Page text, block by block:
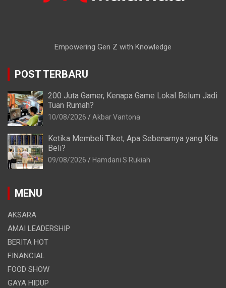
Empowering Gen Z with Knowledge
POST TERBARU
200 Juta Gamer, Kenapa Game Lokal Belum Jadi
Tuan Rumah?
10/08/2026 Akbar Vantona
Ketika Membeli Tiket, Apa Sebenarnya yang Kita
Beli?
09/08/2026 Hamdani S Rukiah
MENU
AKSARA
AMAI LEADERSHIP
BERITA HOT
FINANCIAL
FOOD SHOW
GAYA HIDUP